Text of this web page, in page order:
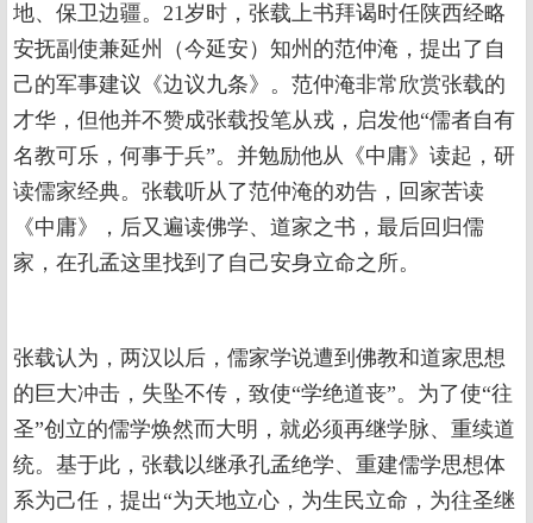
地、保卫边疆。21岁时，张载上书拜谒时任陕西经略
安抚副使兼延州（今延安）知州的范仲淹，提出了自
己的军事建议《边议九条》。范仲淹非常欣赏张载的
才华，但他并不赞成张载投笔从戎，启发他“儒者自有
名教可乐，何事于兵”。并勉励他从《中庸》读起，研
读儒家经典。张载听从了范仲淹的劝告，回家苦读
《中庸》，后又遍读佛学、道家之书，最后回归儒
家，在孔孟这里找到了自己安身立命之所。
张载认为，两汉以后，儒家学说遭到佛教和道家思想
的巨大冲击，失坠不传，致使“学绝道丧”。为了使“往
圣”创立的儒学焕然而大明，就必须再继学脉、重续道
统。基于此，张载以继承孔孟绝学、重建儒学思想体
系为己任，提出“为天地立心，为生民立命，为往圣继